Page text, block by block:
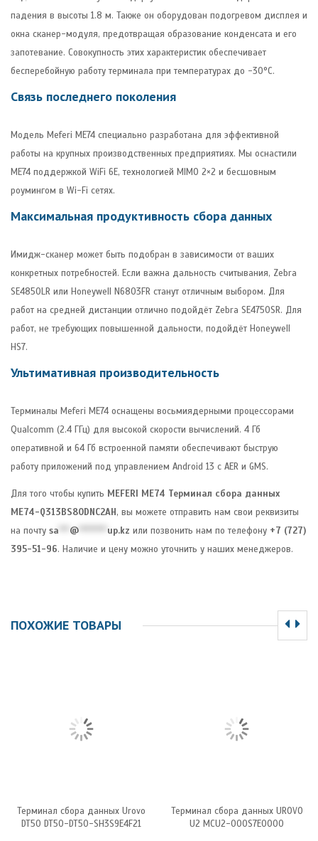
падения в высоты 1.8 м. Также он оборудован подогревом дисплея и
окна сканер-модуля, предотвращая образование конденсата и его
запотевание. Совокупность этих характеристик обеспечивает
бесперебойную работу терминала при температурах до -30°C.
Связь последнего поколения
Модель Meferi ME74 специально разработана для эффективной
работы на крупных производственных предприятиях. Мы оснастили
ME74 поддержкой WiFi 6E, технологией MIMO 2×2 и бесшовным
роумингом в Wi-Fi сетях.
Максимальная продуктивность сбора данных
Имидж-сканер может быть подобран в зависимости от ваших
конкретных потребностей. Если важна дальность считывания, Zebra
SE4850LR или Honeywell N6803FR станут отличным выбором. Для
работ на средней дистанции отлично подойдёт Zebra SE4750SR. Для
работ, не требующих повышенной дальности, подойдёт Honeywell
HS7.
Ультимативная производительность
Терминалы Meferi ME74 оснащены восьмиядерными процессорами
Qualcomm (2.4 ГГц) для высокой скорости вычислений. 4 Гб
оперативной и 64 Гб встроенной памяти обеспечивают быструю
работу приложений под управлением Android 13 с AER и GMS.
Для того чтобы купить MEFERI ME74 Терминал сбора данных
ME74-Q313BS80DNC2AH, вы можете отправить нам свои реквизиты
на почту sa @ ******** up.kz или позвонить нам по телефону +7 (727)
395-51-96. Наличие и цену можно уточнить у наших менеджеров.
ПОХОЖИЕ ТОВАРЫ
Терминал сбора данных Urovo
DT50 DT50-DT50-SH3S9E4F21
Терминал сбора данных UROVO
U2 MCU2-000S7E0000